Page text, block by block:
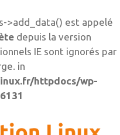
>add_data() est appelé
depuis la version
IE sont ignorés par
in
httpdocs/wp-
6131